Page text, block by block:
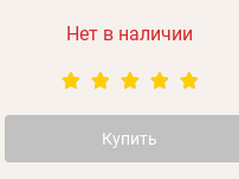
Нет в наличии
Купить